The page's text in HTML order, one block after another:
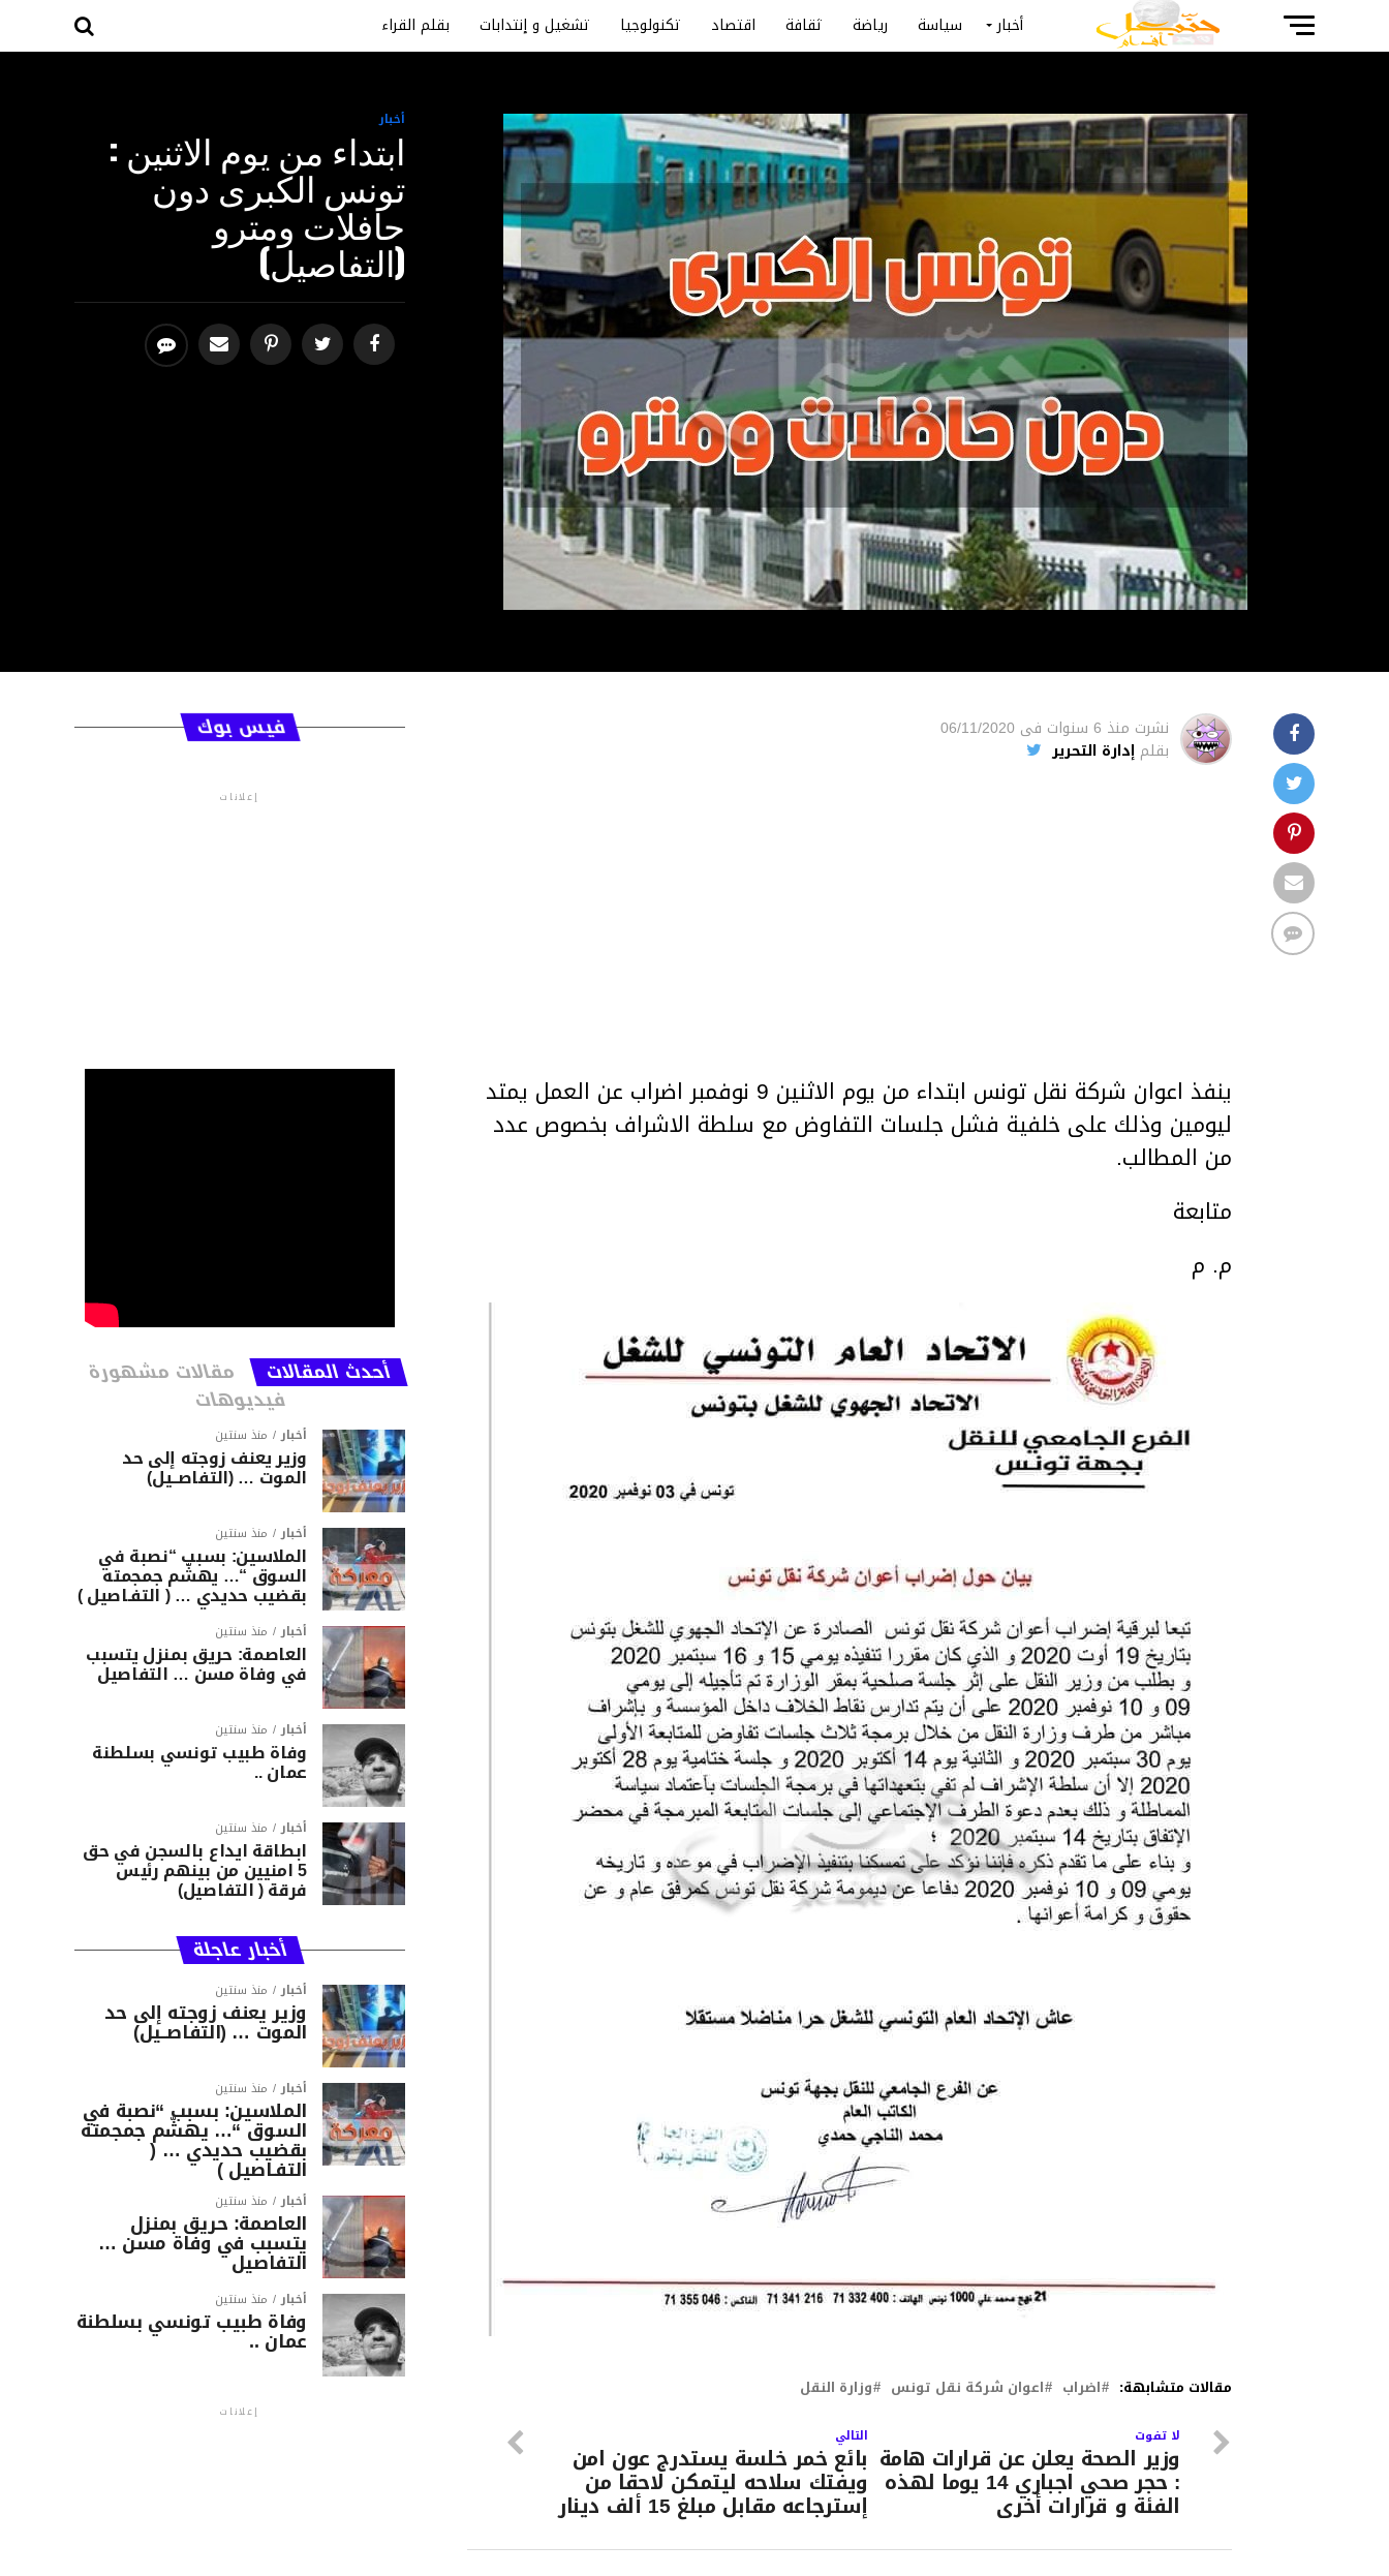
أخبار سياسة رياضة ثقافة اقتصاد تكنولوجيا تشغيل و إنتدابات بقلم القراء
أخبار
ابتداء من يوم الاثنين :
تونس الكبرى دون
حافلات ومترو
(التفاصيل)
نشرت منذ 6 سنوات فى 06/11/2020
بقلم إدارة التحرير
ينفذ اعوان شركة نقل تونس ابتداء من يوم الاثنين 9 نوفمبر اضراب عن العمل يمتد
ليومين وذلك على خلفية فشل جلسات التفاوض مع سلطة الاشراف بخصوص عدد
من المطالب.
متابعة
م. م
مقالات متشابهة: اضراب اعوان شركة نقل تونس وزارة النقل
التالي
بائع خمر خلسة يستدرج عون امن
ويفتك سلاحه ليتمكن لاحقا من
إسترجاعه مقابل مبلغ 15 ألف دينار
لا تفوت
وزير الصحة يعلن عن قرارات هامة
: حجر صحي اجباري 14 يوما لهذه
الفئة و قرارات أخرى
فيس بوك
إعلانات
أحدث المقالات مقالات مشهورة
فيديوهات
أخبار منذ سنتين
وزير يعنف زوجته إلى حد
الموت … (التفاصــيل)
أخبار منذ سنتين
الملاسين: بسبب “نصبة في
السوق “… يهشّم جمجمته
بقضيب حديدي … ( التفـاصيل )
أخبار منذ سنتين
العاصمة: حريق بمنزل يتسبب
في وفاة مسن … التفاصيل
أخبار منذ سنتين
وفاة طبيب تونسي بسلطنة
عمان ..
أخبار منذ سنتين
ابطاقة ايداع بالسجن في حق
5 امنيين من بينهم رئيس
فرقة ( التفاصيل)
أخبار عاجلة
أخبار منذ سنتين
وزير يعنف زوجته إلى حد
الموت … (التفاصــيل)
أخبار منذ سنتين
الملاسين: بسبب “نصبة في
السوق “… يهشّم جمجمته
بقضيب حديدي … (
التفـاصيل )
أخبار منذ سنتين
العاصمة: حريق بمنزل
يتسبب في وفاة مسن …
التفاصيل
أخبار منذ سنتين
وفاة طبيب تونسي بسلطنة
عمان ..
إعلانات